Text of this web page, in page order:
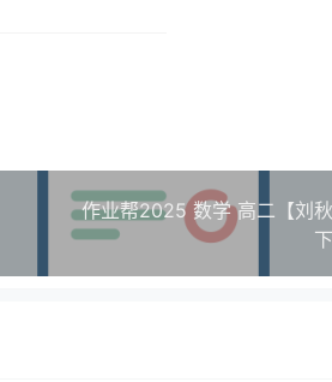
作业帮2025 数学 高二【刘